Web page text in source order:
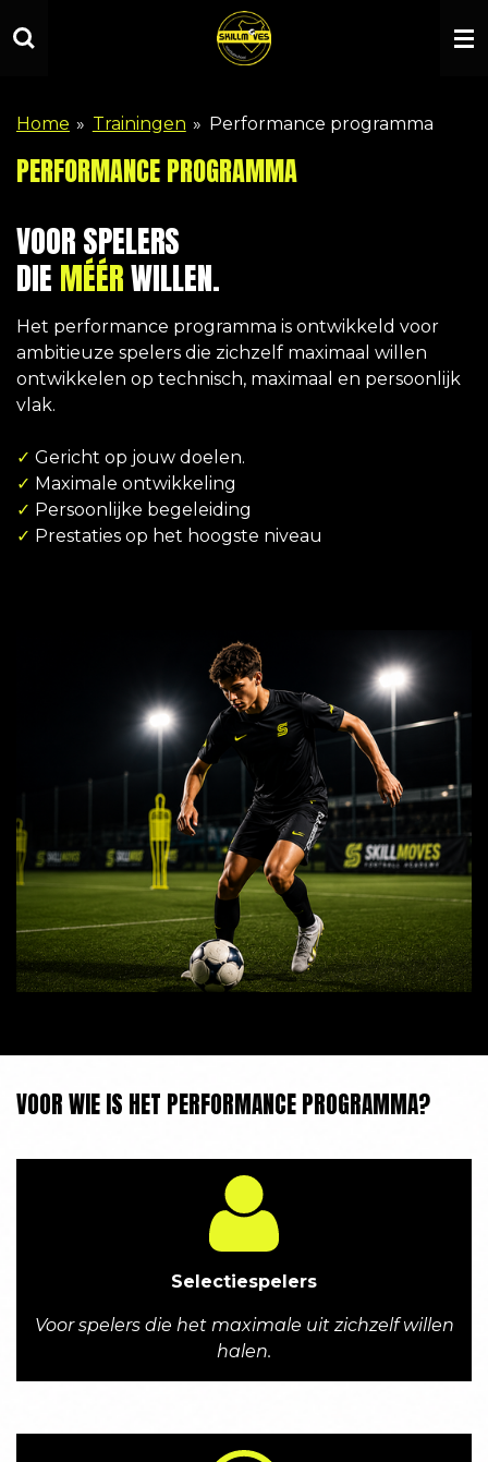
direct
hoofdinhoud
Home » Trainingen » Performance programma
PERFORMANCE PROGRAMMA
VOOR SPELERS
DIE MÉÉRWILLEN.
Het performance programma is ontwikkeld voor
ambitieuze spelers die zichzelf maximaal willen
ontwikkelen op technisch, maximaal en persoonlijk
vlak.
✓ Gericht op jouw doelen.
✓ Maximale ontwikkeling
✓ Persoonlijke begeleiding
✓ Prestaties op het hoogste niveau
VOOR WIE IS HET PERFORMANCE PROGRAMMA?
Selectiespelers
Voor spelers die het maximale uit zichzelf willen
halen.